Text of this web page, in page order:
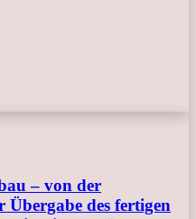
– von der
des fertigen